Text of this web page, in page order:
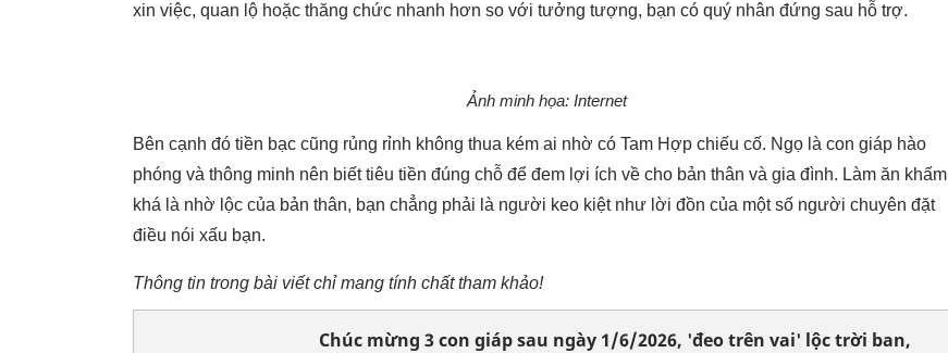
xin việc, quan lộ hoặc thăng chức nhanh hơn so với tưởng tượng, bạn có quý nhân đứng sau hỗ trợ.
Ảnh minh họa: Internet
Bên cạnh đó tiền bạc cũng rủng rỉnh không thua kém ai nhờ có Tam Hợp chiếu cố. Ngọ là con giáp hào
phóng và thông minh nên biết tiêu tiền đúng chỗ để đem lợi ích về cho bản thân và gia đình. Làm ăn khấm
khá là nhờ lộc của bản thân, bạn chẳng phải là người keo kiệt như lời đồn của một số người chuyên đặt
điều nói xấu bạn.
Thông tin trong bài viết chỉ mang tính chất tham khảo!
Chúc mừng 3 con giáp sau ngày 1/6/2026, 'đeo trên vai' lộc trời ban,